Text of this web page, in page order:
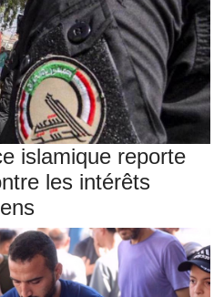
islamique reporte
les intérêts